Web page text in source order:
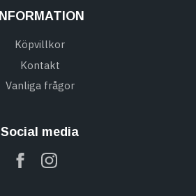
INFORMATION
Köpvillkor
Kontakt
Vanliga frågor
Social media